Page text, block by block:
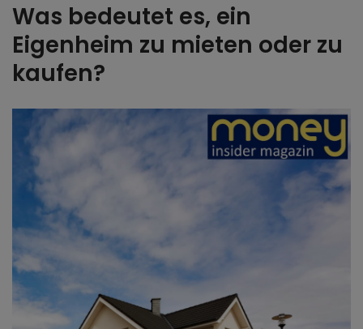
Was bedeutet es, ein
Eigenheim zu mieten oder zu
kaufen?